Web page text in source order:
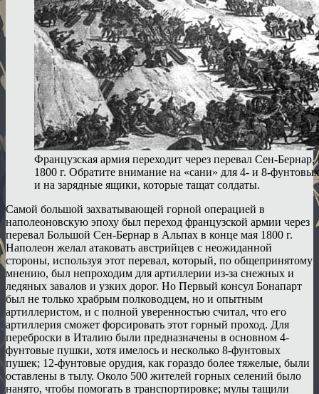
Французская армия переходит через перевал Сен-Бернар,
1800 г. Обратите внимание на «сани» для 4- и 8-
и на зарядные ящики, которые тащат солдаты.
Самой большой захватывающей горной операцией в
наполеоновскую эпоху был переход французской армии через
перевал Большой Сен-Бернар в Альпах в конце мая 1800 г.
Наполеон желал атаковать австрийцев с неожиданной
стороны, используя этот перевал, который, по общепринятому
мнению, был непроходим для артиллерии из-за снежных и
ледяных завалов и узких дорог. Но Первый консул Бонапарт
был не только храбрым полководцем, но и опытным
артиллеристом, и с полной уверенностью считал, что его
артиллерия сможет форсировать этот горный проход. Для
переброски в Италию были предназначены в основном 4-
фунтовые пушки, хотя имелось и несколько 8-фунтовых
пушек; 12-фунтовые орудия, как гораздо более тяжелые, были
оставлены в тылу. Около 500 жителей горных селений было
нанято, чтобы помогать в транспортировке; мулы тащили